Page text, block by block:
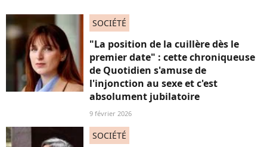
SOCIÉTÉ
"La position de la cuillère dès le
premier date" : cette chroniqueuse
de Quotidien s'amuse de
l'injonction au sexe et c'est
absolument jubilatoire
9 février 2026
SOCIÉTÉ